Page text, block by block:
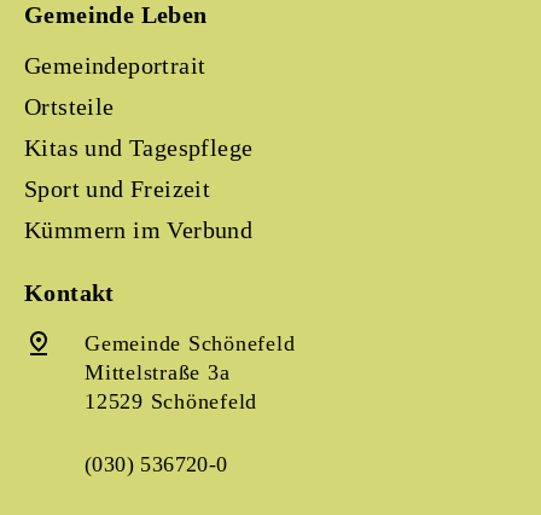
Gemeinde Leben
Gemeindeportrait
Ortsteile
Kitas und Tagespflege
Sport und Freizeit
Kümmern im Verbund
Kontakt
Gemeinde Schönefeld
Mittelstraße 3a
12529 Schönefeld
(030) 536720-0